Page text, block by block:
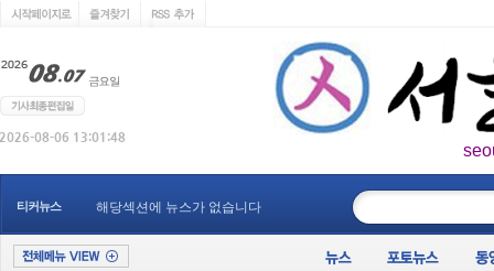
티커뉴스 해당섹션에 뉴스가 없습니다